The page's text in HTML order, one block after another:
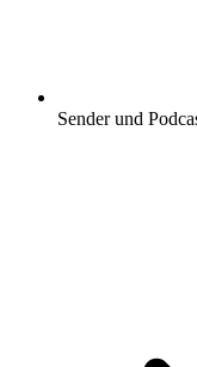
Sender und